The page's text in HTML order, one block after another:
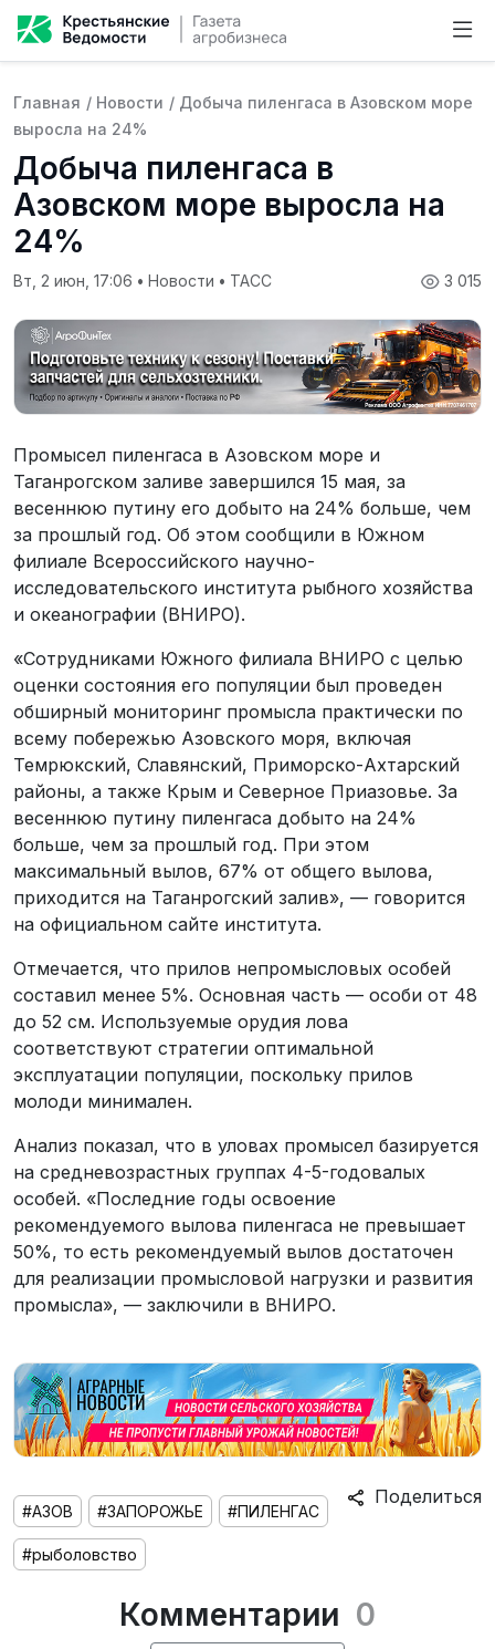
Главная / Новости / Добыча пиленгаса в Азовском море
выросла на 24%
Добыча пиленгаса в
Азовском море выросла на
24%
3 015
Вт, 2 июн, 17:06 • Новости • ТАСС
Промысел пиленгаса в Азовском море и
Таганрогском заливе завершился 15 мая, за
весеннюю путину его добыто на 24% больше, чем
за прошлый год. Об этом сообщили в Южном
филиале Всероссийского научно-
исследовательского института рыбного хозяйства
и океанографии (ВНИРО).
«Сотрудниками Южного филиала ВНИРО с целью
оценки состояния его популяции был проведен
обширный мониторинг промысла практически по
всему побережью Азовского моря, включая
Темрюкский, Славянский, Приморско-Ахтарский
районы, а также Крым и Северное Приазовье. За
весеннюю путину пиленгаса добыто на 24%
больше, чем за прошлый год. При этом
максимальный вылов, 67% от общего вылова,
приходится на Таганрогский залив», — говорится
на официальном сайте института.
Отмечается, что прилов непромысловых особей
составил менее 5%. Основная часть — особи от 48
до 52 см. Используемые орудия лова
соответствуют стратегии оптимальной
эксплуатации популяции, поскольку прилов
молоди минимален.
Анализ показал, что в уловах промысел базируется
на средневозрастных группах 4-5-годовалых
особей. «Последние годы освоение
рекомендуемого вылова пиленгаса не превышает
50%, то есть рекомендуемый вылов достаточен
для реализации промысловой нагрузки и развития
промысла», — заключили в ВНИРО.
Поделиться
#АЗОВ #ЗАПОРОЖЬЕ #ПИЛЕНГАС
#рыболовство
Комментарии 0